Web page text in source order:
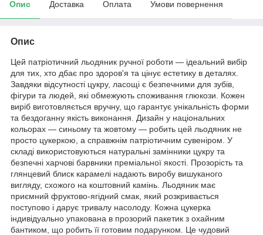
Опис Доставка Оплата Умови повернення
Опис
Цей патріотичний льодяник ручної роботи — ідеальний вибір
для тих, хто дбає про здоров'я та цінує естетику в деталях.
Завдяки відсутності цукру, ласощі є безпечними для зубів,
фігури та людей, які обмежують споживання глюкози. Кожен
виріб виготовляється вручну, що гарантує унікальність форми
та бездоганну якість виконання. Дизайн у національних
кольорах — синьому та жовтому — робить цей льодяник не
просто цукеркою, а справжнім патріотичним сувеніром. У
складі використовуються натуральні замінники цукру та
безпечні харчові барвники преміальної якості. Прозорість та
глянцевий блиск карамелі надають виробу вишуканого
вигляду, схожого на коштовний камінь. Льодяник має
приємний фруктово-ягідний смак, який розкривається
поступово і дарує тривалу насолоду. Кожна цукерка
індивідуально упакована в прозорий пакетик з охайним
бантиком, що робить її готовим подарунком. Це чудовий